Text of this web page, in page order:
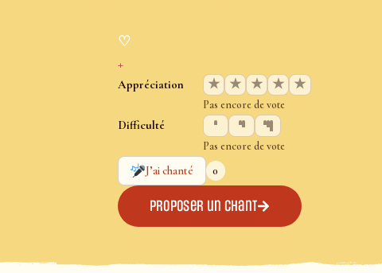
♡
+
Appréciation ★ ★ ★ ★ ★
Pas encore de vote
Difficulté
Pas encore de vote
J’ai chanté
0
Proposer un chant